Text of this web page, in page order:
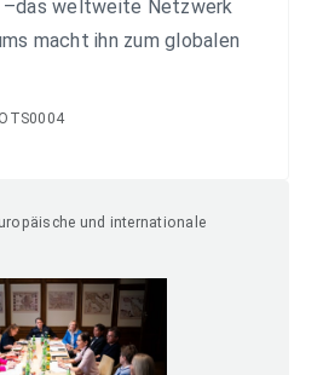
weltweite Netzwerk
macht ihn zum globalen
OTS0004
und internationale